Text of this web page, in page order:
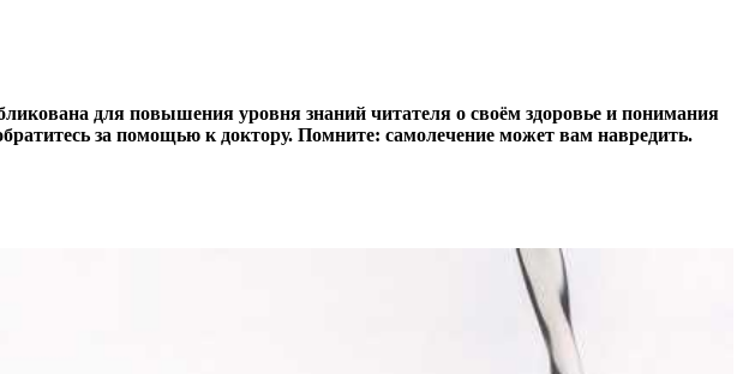
для повышения уровня знаний читателя о своём здоровье и понимания
за помощью к доктору. Помните: самолечение может вам навредить.